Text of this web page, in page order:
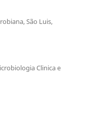
São Luis,
Clinica e